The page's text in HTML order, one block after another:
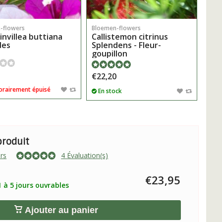
flowers
buttiana
épuisé
Bloemen-flowers
Callistemon citrinus
Splendens - Fleur-
goupillon
€22,20
En stock
4 Évaluation(s)
5 jours ouvrables €23,95
Ajouter au panier